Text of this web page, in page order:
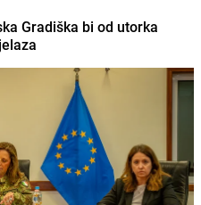
Gradiška bi od utorka